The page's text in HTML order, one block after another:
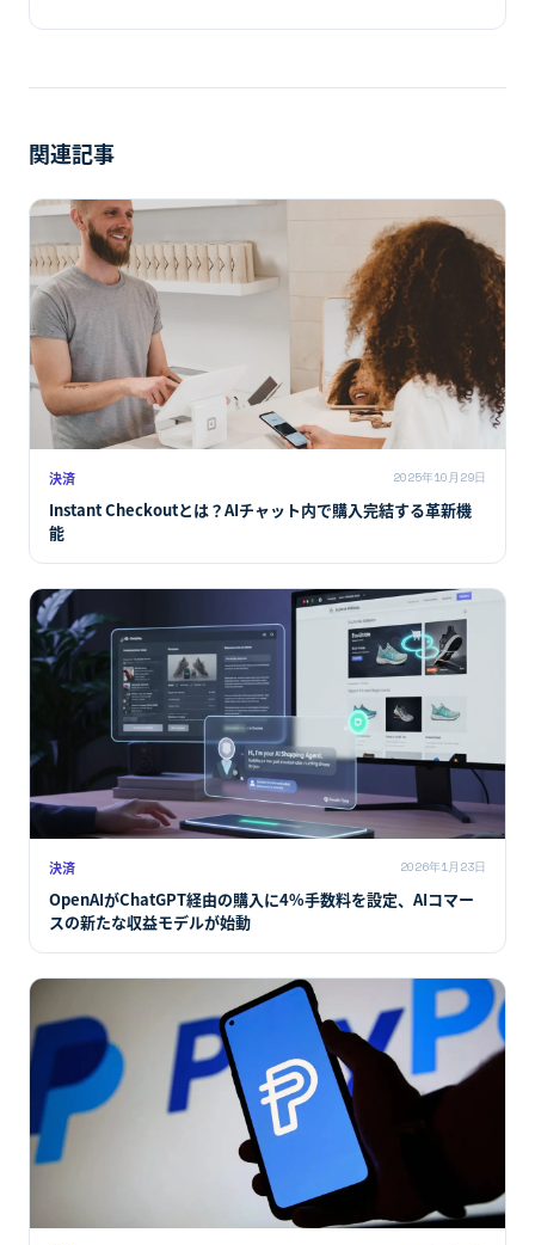
関連記事
決済 2025年10月29日
Instant Checkoutとは？AIチャット内で購入完結する革新機
能
決済 2026年1月23日
OpenAIがChatGPT経由の購入に4%手数料を設定、AIコマー
スの新たな収益モデルが始動